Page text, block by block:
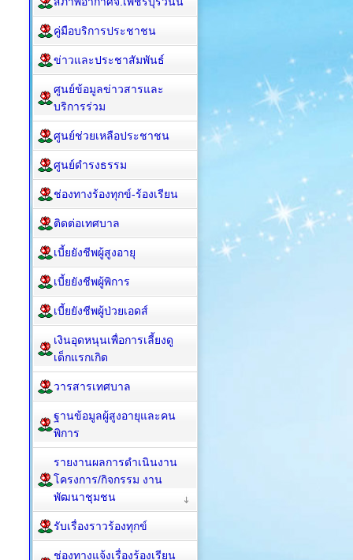
คู่มือบริการประชาชน
ข่าวและประชาสัมพันธ์
ศูนย์ข้อมูลข่าวสารและ
บริการร่วม
ศูนย์ช่วยเหลือประชาชน
ศูนย์ดำรงธรรม
ช่องทางร้องทุกข์-ร้องเรียน
ติดต่อเทศบาล
เบี้ยยังชีพผู้สูงอายุ
เบี้ยยังชีพผู้พิการ
เบี้ยยังชีพผู้ป่วยเอดส์
เงินอุดหนุนเพื่อการเลี้ยงดู
เด็กแรกเกิด
วารสารเทศบาล
ฐานข้อมูลผู้สูงอายุและคน
พิการ
รายงานผลการดำเนินงาน
โครงการ/กิจกรรม งาน
พัฒนาชุมชน
รับเรื่องราวร้องทุกข์
ช่องทางแจ้งเรื่องร้องเรียน